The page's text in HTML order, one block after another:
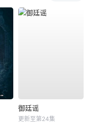
御廷谣
更新至第24集